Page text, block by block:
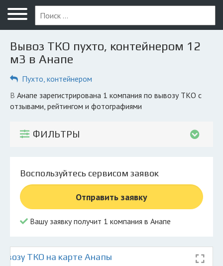
Меню
Главная
Вопрос юристу
Компании
Экоблог
© 2026 Все права защищены
Вывоз ТКО пухто, контейнером 12
м3 в Анапе
Пухто, контейнером
в Анапе зарегистрирована 1 компания по вывозу ТКО с
отзывами, рейтингом и фотографиями
ФИЛЬТРЫ
Воспользуйтесь сервисом заявок
Отправить заявку
Вашу заявку получит 1 компания в Анапе
ТКО на карте Анапы